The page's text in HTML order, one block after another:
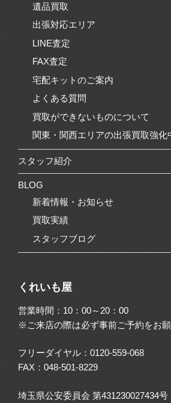
遺品買取
出張対応エリア
LINE査定
FAX査定
宅配キットのご案内
よくある質問
買取ができないものについて
関東・関西エリアの出張買取強化
スタッフ紹介
BLOG
新着情報・お知らせ
買取実績
スタッフブログ
くれいも屋
営業時間：10：00～20：00
※ご来店の際は必ず事前ご予約をお
フリーダイヤル：0120-559-068
FAX：048-501-8229
埼玉県公安委員会 第431230027434号